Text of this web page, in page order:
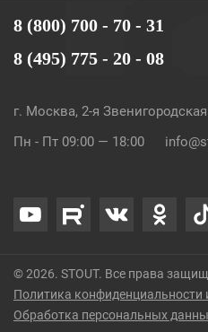
8 (800) 700 - 70 - 31
8 (495) 775 - 20 - 08
г. Москва, 2-я Звенигородская
Пн - Пт 09:00 — 18:00
© 2026. STOUT. Все права
Политика конфиденциальности
Обработка персональных